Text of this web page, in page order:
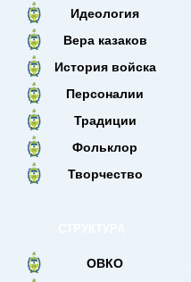
Идеология
Вера казаков
История войска
Персоналии
Традиции
Фольклор
Творчество
ОВКО